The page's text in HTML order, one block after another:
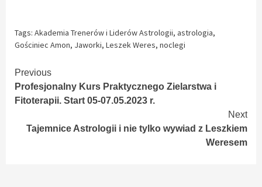
Tags: Akademia Trenerów i Liderów Astrologii, astrologia,
Gościniec Amon, Jaworki, Leszek Weres, noclegi
Continue
Reading
Previous
Profesjonalny Kurs Praktycznego Zielarstwa i
Fitoterapii. Start 05-07.05.2023 r.
Next
Tajemnice Astrologii i nie tylko wywiad z Leszkiem
Weresem